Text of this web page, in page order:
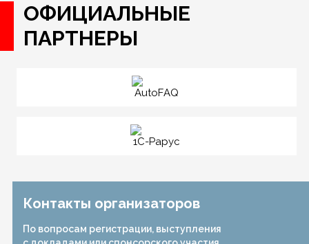
ОФИЦИАЛЬНЫЕ
ПАРТНЕРЫ
Контакты организаторов
По вопросам регистрации, выступления